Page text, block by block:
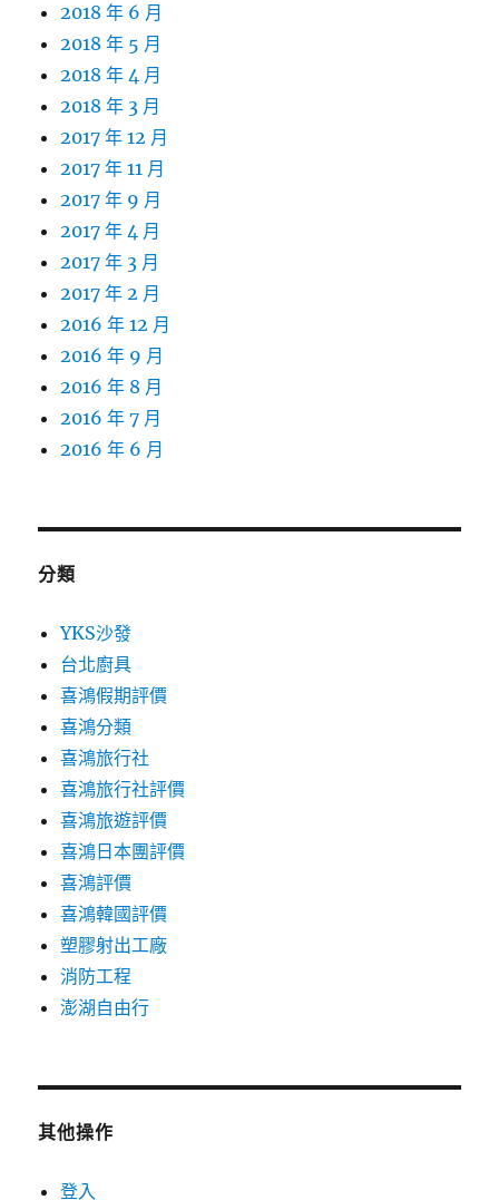
2018 年 6 月
2018 年 5 月
2018 年 4 月
2018 年 3 月
2017 年 12 月
2017 年 11 月
2017 年 9 月
2017 年 4 月
2017 年 3 月
2017 年 2 月
2016 年 12 月
2016 年 9 月
2016 年 8 月
2016 年 7 月
2016 年 6 月
分類
YKS沙發
台北廚具
喜鴻假期評價
喜鴻分類
喜鴻旅行社
喜鴻旅行社評價
喜鴻旅遊評價
喜鴻日本團評價
喜鴻評價
喜鴻韓國評價
塑膠射出工廠
消防工程
澎湖自由行
其他操作
登入